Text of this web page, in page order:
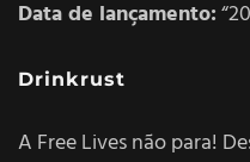
Data de lançamento:
Drinkrust
A Free Lives não para!